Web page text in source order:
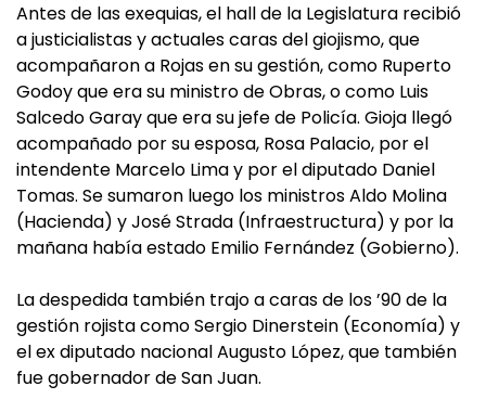
Antes de las exequias, el hall de la Legislatura recibió
a justicialistas y actuales caras del giojismo, que
acompañaron a Rojas en su gestión, como Ruperto
Godoy que era su ministro de Obras, o como Luis
Salcedo Garay que era su jefe de Policía. Gioja llegó
acompañado por su esposa, Rosa Palacio, por el
intendente Marcelo Lima y por el diputado Daniel
Tomas. Se sumaron luego los ministros Aldo Molina
(Hacienda) y José Strada (Infraestructura) y por la
mañana había estado Emilio Fernández (Gobierno).
La despedida también trajo a caras de los ’90 de la
gestión rojista como Sergio Dinerstein (Economía) y
el ex diputado nacional Augusto López, que también
fue gobernador de San Juan.